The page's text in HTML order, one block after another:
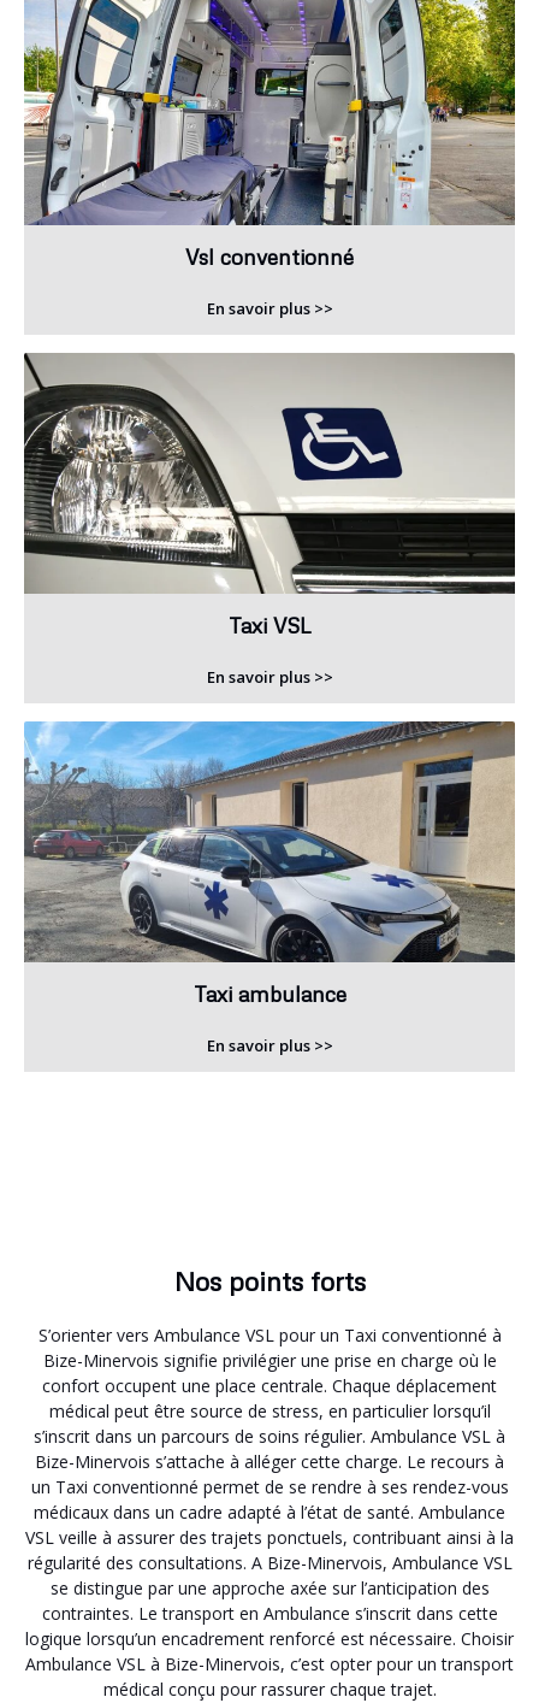
Vsl conventionné
En savoir plus >>
Taxi VSL
En savoir plus >>
Taxi ambulance
En savoir plus >>
Nos points forts
S’orienter vers Ambulance VSL pour un Taxi conventionné à
Bize-Minervois signifie privilégier une prise en charge où le
confort occupent une place centrale. Chaque déplacement
médical peut être source de stress, en particulier lorsqu’il
s’inscrit dans un parcours de soins régulier. Ambulance VSL à
Bize-Minervois s’attache à alléger cette charge. Le recours à
un Taxi conventionné permet de se rendre à ses rendez-vous
médicaux dans un cadre adapté à l’état de santé. Ambulance
VSL veille à assurer des trajets ponctuels, contribuant ainsi à la
régularité des consultations. A Bize-Minervois, Ambulance VSL
se distingue par une approche axée sur l’anticipation des
contraintes. Le transport en Ambulance s’inscrit dans cette
logique lorsqu’un encadrement renforcé est nécessaire. Choisir
Ambulance VSL à Bize-Minervois, c’est opter pour un transport
médical conçu pour rassurer chaque trajet.